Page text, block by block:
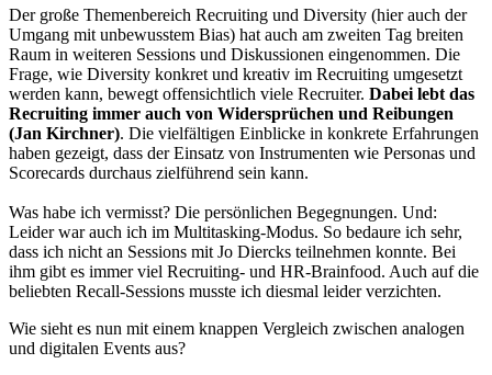
Der große Themenbereich Recruiting und Diversity (hier auch der
Umgang mit unbewusstem Bias) hat auch am zweiten Tag breiten
Raum in weiteren Sessions und Diskussionen eingenommen. Die
Frage, wie Diversity konkret und kreativ im Recruiting umgesetzt
werden kann, bewegt offensichtlich viele Recruiter. Dabei lebt das
Recruiting immer auch von Widersprüchen und Reibungen
(Jan Kirchner). Die vielfältigen Einblicke in konkrete Erfahrungen
haben gezeigt, dass der Einsatz von Instrumenten wie Personas und
Scorecards durchaus zielführend sein kann.
Was habe ich vermisst? Die persönlichen Begegnungen. Und:
Leider war auch ich im Multitasking-Modus. So bedaure ich sehr,
dass ich nicht an Sessions mit Jo Diercks teilnehmen konnte. Bei
ihm gibt es immer viel Recruiting- und HR-Brainfood. Auch auf die
beliebten Recall-Sessions musste ich diesmal leider verzichten.
Wie sieht es nun mit einem knappen Vergleich zwischen analogen
und digitalen Events aus?